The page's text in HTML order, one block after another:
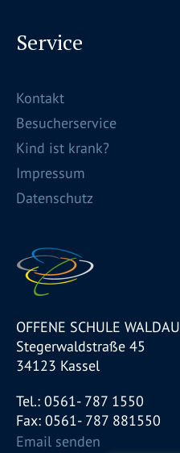
Service
Kontakt
Besucherservice
Kind ist krank?
Impressum
Datenschutz
OFFENE SCHULE WALDAU
Stegerwaldstraße 45
34123 Kassel
Tel.: 0561- 787 1550
Fax: 0561- 787 881550
Email senden